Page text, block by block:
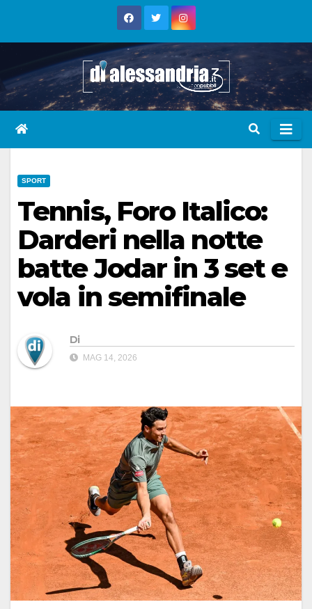
SPORT
Tennis, Foro Italico:
Darderi nella notte
batte Jodar in 3 set e
vola in semifinale
Di
MAG 14, 2026